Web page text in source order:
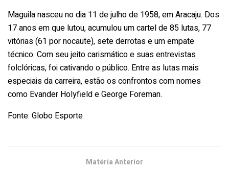
Maguila nasceu no dia 11 de julho de 1958, em Aracaju. Dos
17 anos em que lutou, acumulou um cartel de 85 lutas, 77
vitórias (61 por nocaute), sete derrotas e um empate
técnico. Com seu jeito carismático e suas entrevistas
folclóricas, foi cativando o público. Entre as lutas mais
especiais da carreira, estão os confrontos com nomes
como Evander Holyfield e George Foreman.
Fonte: Globo Esporte
Matéria Anterior